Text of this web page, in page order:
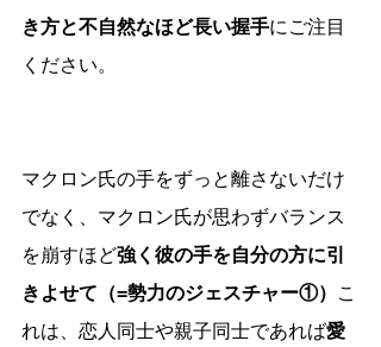
き方と不自然なほど長い握手にご注目
ください。
マクロン氏の手をずっと離さないだけ
でなく、マクロン氏が思わずバランス
を崩すほど強く彼の手を自分の方に引
きよせて（=勢力のジェスチャー①）
こ
れは、恋人同士や親子同士であれば愛